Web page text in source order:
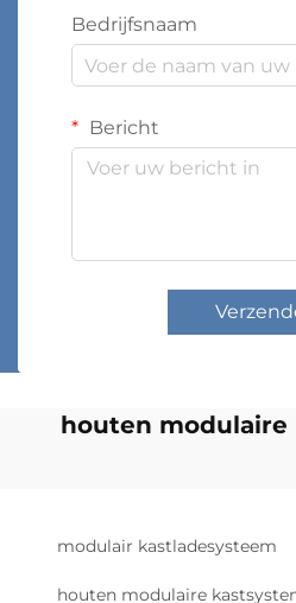
Bedrijfsnaam
Bericht
houten modulaire
modulair kastladesysteem
houten modulaire